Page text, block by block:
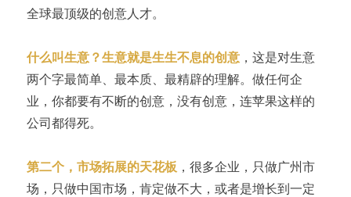
全球最顶级的创意人才。
什么叫生意？生意就是生生不息的创意，这是对生意
两个字最简单、最本质、最精辟的理解。做任何企
业，你都要有不断的创意，没有创意，连苹果这样的
公司都得死。
第二个，市场拓展的天花板 ，很多企业，只做广州市
场，只做中国市场，肯定做不大，或者是增长到一定